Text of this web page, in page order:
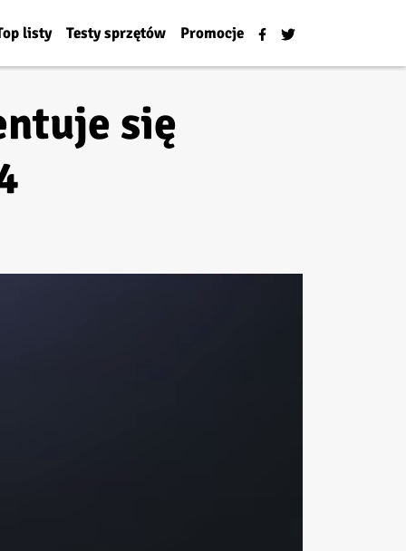
listy Testy sprzętów Promocje
się